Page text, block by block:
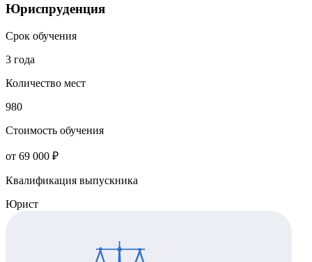
Юриспруденция
Срок обучения
3 года
Количество мест
980
Стоимость обучения
от 69 000 ₽
Квалификация выпускника
Юрист